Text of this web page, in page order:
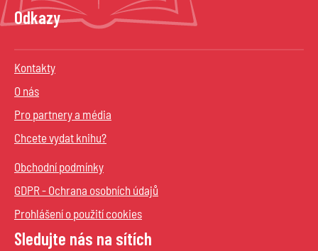
Odkazy
Kontakty
O nás
Pro partnery a média
Chcete vydat knihu?
Obchodní podmínky
GDPR - Ochrana osobních údajů
Prohlášení o použití cookies
Sledujte nás na sítích